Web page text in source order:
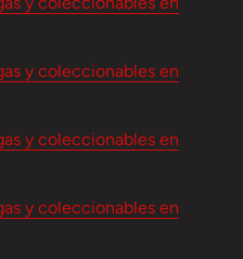
y coleccionables en
y coleccionables en
y coleccionables en